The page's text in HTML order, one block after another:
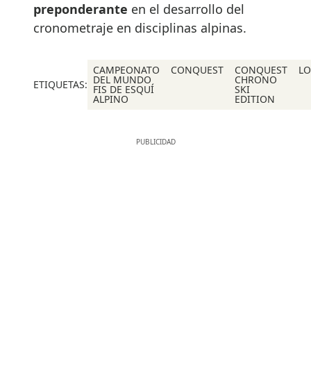
preponderante en el desarrollo del
cronometraje en disciplinas alpinas.
ETIQUETAS:
CAMPEONATO
DEL MUNDO
FIS DE ESQUÍ
ALPINO
CONQUEST CONQUEST
CHRONO
SKI
EDITION